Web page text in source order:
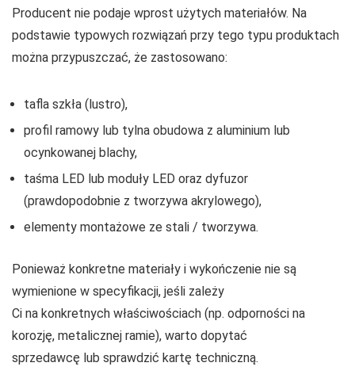
Producent nie podaje wprost użytych materiałów. Na
podstawie typowych rozwiązań przy tego typu produktach
można przypuszczać, że zastosowano:
tafla szkła (lustro),
profil ramowy lub tylna obudowa z aluminium lub
ocynkowanej blachy,
taśma LED lub moduły LED oraz dyfuzor
(prawdopodobnie z tworzywa akrylowego),
elementy montażowe ze stali / tworzywa.
Ponieważ konkretne materiały i wykończenie nie są
wymienione w specyfikacji, jeśli zależy
Ci na konkretnych właściwościach (np. odporności na
korozję, metalicznej ramie), warto dopytać
sprzedawcę lub sprawdzić kartę techniczną.